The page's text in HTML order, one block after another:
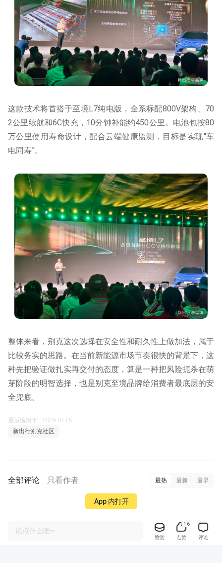
这款技术将首搭于至境L7纯电版，全系标配800V架构、70
2公里续航和6C快充，10分钟补能约450公里。电池包按80
万公里使用寿命设计，配合云端健康监测，目标是实现“车
电同寿”。
整体来看，别克这次选择在安全性和耐久性上做加法，属于
比较务实的思路。在当前新能源市场节奏很快的背景下，这
种先把验证做扎实再交付的态度，算是一种把风险扼杀在萌
芽阶段的明智选择，也是别克至境品牌给消费者最底层的安
全兜底。
最后编辑于 · 2026-07-09
新出行别克社区
全部评论 只看作者 最热 最新 最早
App 内打开
说点什么吧~
赞赏
16
点赞 评论